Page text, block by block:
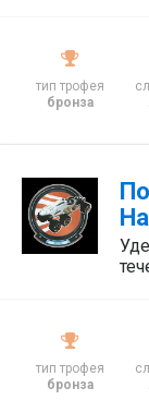
тип трофея
бронза
тип трофея
бронза